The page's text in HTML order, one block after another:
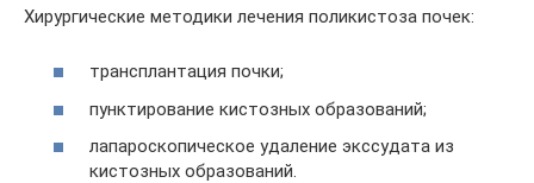
Хирургические методики лечения поликистоза почек:
трансплантация почки;
пунктирование кистозных образований;
лапароскопическое удаление экссудата из
кистозных образований.